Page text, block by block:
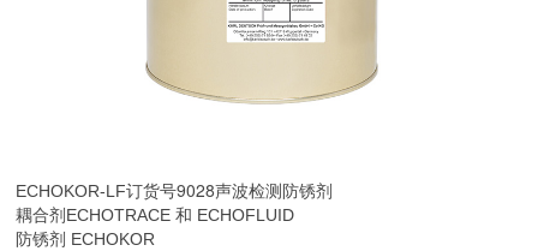
ECHOKOR-LF订货号9028声波检测防锈剂
耦合剂ECHOTRACE 和 ECHOFLUID
防锈剂 ECHOKOR